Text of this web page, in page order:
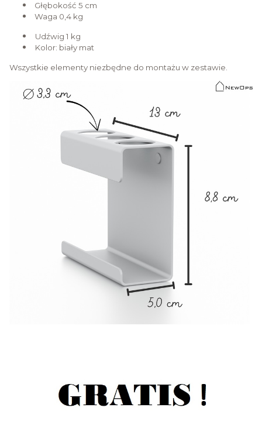
Głębokość 5 cm
Waga 0,4 kg
Udźwig 1 kg
Kolor: biały mat
Wszystkie elementy niezbędne do montażu w zestawie.